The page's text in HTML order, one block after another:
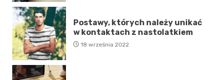
Postawy, których należy unikać
w kontaktach z nastolatkiem
18 września 2022